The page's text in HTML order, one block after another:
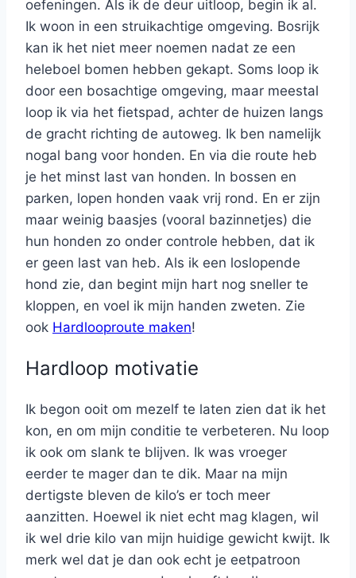
oefeningen. Als ik de deur uitloop, begin ik al.
Ik woon in een struikachtige omgeving. Bosrijk
kan ik het niet meer noemen nadat ze een
heleboel bomen hebben gekapt. Soms loop ik
door een bosachtige omgeving, maar meestal
loop ik via het fietspad, achter de huizen langs
de gracht richting de autoweg. Ik ben namelijk
nogal bang voor honden. En via die route heb
je het minst last van honden. In bossen en
parken, lopen honden vaak vrij rond. En er zijn
maar weinig baasjes (vooral bazinnetjes) die
hun honden zo onder controle hebben, dat ik
er geen last van heb. Als ik een loslopende
hond zie, dan begint mijn hart nog sneller te
kloppen, en voel ik mijn handen zweten. Zie
ook Hardlooproute maken!
Hardloop motivatie
Ik begon ooit om mezelf te laten zien dat ik het
kon, en om mijn conditie te verbeteren. Nu loop
ik ook om slank te blijven. Ik was vroeger
eerder te mager dan te dik. Maar na mijn
dertigste bleven de kilo’s er toch meer
aanzitten. Hoewel ik niet echt mag klagen, wil
ik wel drie kilo van mijn huidige gewicht kwijt. Ik
merk wel dat je dan ook echt je eetpatroon